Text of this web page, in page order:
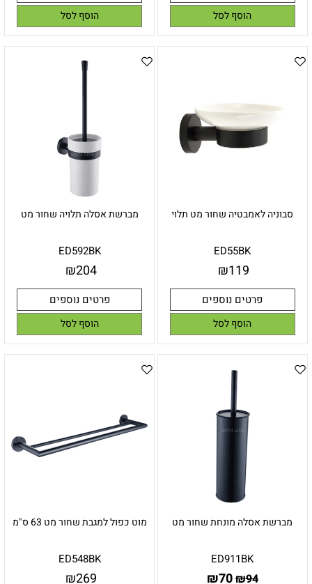
הוסף לסל הוסף לסל
סבוניה לאמבטיה שחור מט תלוי
ED55BK
₪119
פרטים נוספים
הוסף לסל
מברשת אסלה תלויה שחור מט
ED592BK
₪204
פרטים נוספים
הוסף לסל
מברשת אסלה מונחת שחור מט
ED911BK
₪94
₪70
מוט כפול למגבת שחור מט 63 ס"מ
ED548BK
₪269